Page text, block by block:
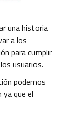
una historia
a los
para cumplir
usuarios.
podemos
que el